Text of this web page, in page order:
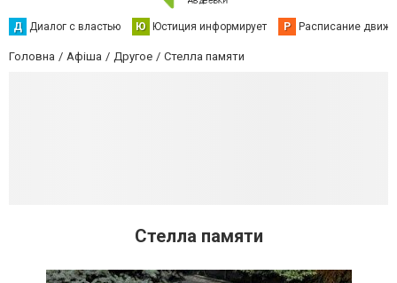
Д Диалог с властью Ю Юстиция информирует Р Расписание
Головна Афіша Другое Стелла памяти
Стелла памяти